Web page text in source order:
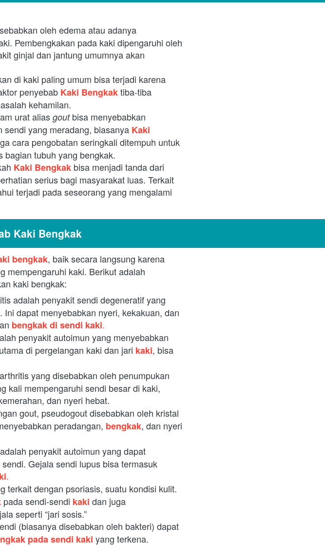
oleh edema atau adanya
Pembengkakan pada kaki dipengaruhi oleh
ginjal dan jantung umumnya akan
di kaki paling umum bisa terjadi karena
penyebab Kaki Bengkaktiba-tiba
kehamilan.
urat alias gout bisa menyebabkan
yang meradang, biasanya Kaki
cara pengobatan seringkali ditempuh untuk
bagian tubuh yang bengkak.
Kaki Bengkak bisa menjadi tanda dari
serius bagi masyarakat luas. Terkait
terjadi pada seseorang yang mengalami
Kaki Bengkak
bengkak, baik secara langsung karena
mempengaruhi kaki. Berikut adalah
kaki bengkak:
adalah penyakit sendi degeneratif yang
dapat menyebabkan nyeri, kekakuan, dan
bengkak di sendi kaki.
penyakit autoimun yang menyebabkan
di pergelangan kaki dan jari kaki, bisa
yang disebabkan oleh penumpukan
kali mempengaruhi sendi besar di kaki,
dan nyeri hebat.
gout, pseudogout disebabkan oleh kristal
peradangan, bengkak, dan nyeri
penyakit autoimun yang dapat
Gejala sendi lupus bisa termasuk
.
terkait dengan psoriasis, suatu kondisi kulit.
pada sendi-sendi kaki dan juga
seperti “jari sosis.”
(biasanya disebabkan oleh bakteri) dapat
pada sendi kaki yang terkena.